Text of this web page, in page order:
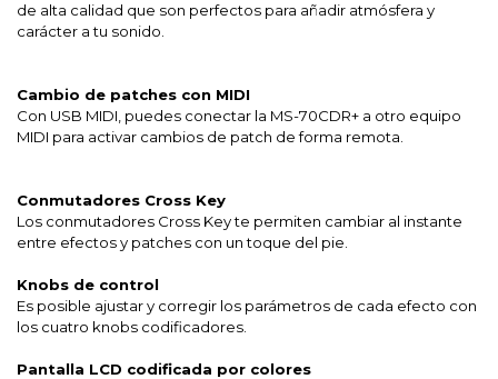
de alta calidad que son perfectos para añadir atmósfera y
carácter a tu sonido.
Cambio de patches con MIDI
Con USB MIDI, puedes conectar la MS-70CDR+ a otro equipo
MIDI para activar cambios de patch de forma remota.
Conmutadores Cross Key
Los conmutadores Cross Key te permiten cambiar al instante
entre efectos y patches con un toque del pie.
Knobs de control
Es posible ajustar y corregir los parámetros de cada efecto con
los cuatro knobs codificadores.
Pantalla LCD codificada por colores